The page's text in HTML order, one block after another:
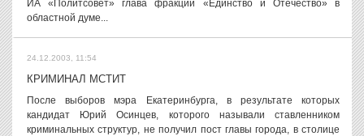
ИА «Политсовет» глава фракции «Единство и Отечество» в
областной думе...
24.12.2003, 11:54
КРИМИНАЛ МСТИТ
После выборов мэра Екатеринбурга, в результате которых
кандидат Юрий Осинцев, которого называли ставленником
криминальных структур, не получил пост главы города, в столице